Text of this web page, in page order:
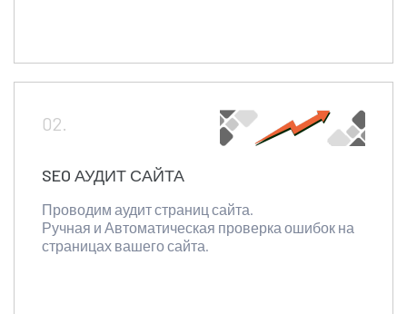
02.
SEO АУДИТ САЙТА
Проводим аудит страниц сайта.
Ручная и Автоматическая проверка ошибок на
страницах вашего сайта.